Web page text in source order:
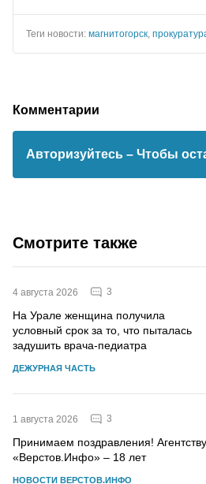
Теги новости: магнитогорск
Комментарии
Авторизуйтесь – Чтобы
Смотрите также
4 августа 2026 3
На Урале женщина получила
условный срок за то, что пыталась
задушить врача-педиатра
ДЕЖУРНАЯ ЧАСТЬ
1 августа 2026 3
Принимаем поздравления! Агентству
«Верстов.Инфо» – 18 лет
НОВОСТИ ВЕРСТОВ.ИНФО